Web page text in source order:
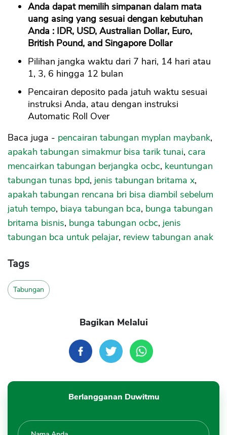
Anda dapat memilih simpanan dalam mata
uang asing yang sesuai dengan kebutuhan
Anda : IDR, USD, Australian Dollar, Euro,
British Pound, and Singapore Dollar
Pilihan jangka waktu dari 7 hari, 14 hari atau
1, 3, 6 hingga 12 bulan
Pencairan deposito pada jatuh waktu sesuai
instruksi Anda, atau dengan instruksi
Automatic Roll Over
Baca juga - pencairan tabungan myplan maybank,
apakah tabungan simakmur bisa tarik tunai, cara
mencairkan tabungan berjangka ocbc, keuntungan
tabungan tunas bpd, jenis tabungan britama x,
apakah tabungan rencana bri bisa diambil sebelum
jatuh tempo, biaya tabungan bca, bunga tabungan
britama bisnis, bunga tabungan ocbc, jenis
tabungan bca untuk pelajar, review tabungan anak
Tags
Tabungan
Bagikan Melalui
Berlangganan Duwitmu